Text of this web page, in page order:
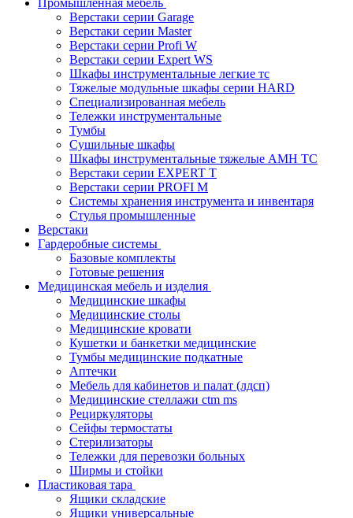
Промышленная мебель
Верстаки серии Garage
Верстаки серии Master
Верстаки серии Profi W
Верстаки серии Expert WS
Шкафы инструментальные легкие тс
Тяжелые модульные шкафы серии HARD
Cпециализированная мебель
Тележки инструментальные
Тумбы
Cушильные шкафы
Шкафы инструментальные тяжелые AMH TC
Верстаки серии EXPERT T
Верстаки серии PROFI M
Системы хранения инструмента и инвентаря
Стулья промышленные
Верстаки
Гардеробные системы
Базовые комплекты
Готовые решения
Медицинская мебель и изделия
Медицинские шкафы
Медицинские столы
Медицинские кровати
Кушетки и банкетки медицинские
Тумбы медицинские подкатные
Аптечки
Мебель для кабинетов и палат (лдсп)
Медицинские стеллажи ctm ms
Рециркуляторы
Сейфы термостаты
Стерилизаторы
Тележки для перевозки больных
Ширмы и стойки
Пластиковая тара
Ящики складские
Ящики универсальные